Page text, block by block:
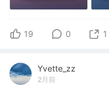
19 0 1
Yvette_zz
2月前